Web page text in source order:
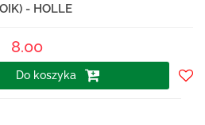
- HOLLE
8.00
Do koszyka